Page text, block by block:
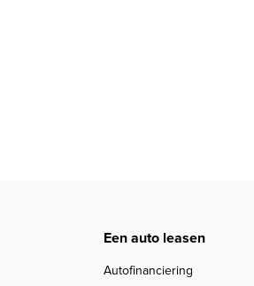
Een auto leasen
Autofinanciering